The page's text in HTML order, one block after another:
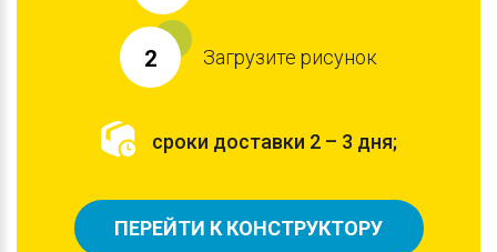
2 Загрузите рисунок
сроки доставки 2 – 3 дня;
ПЕРЕЙТИ К КОНСТРУКТОРУ